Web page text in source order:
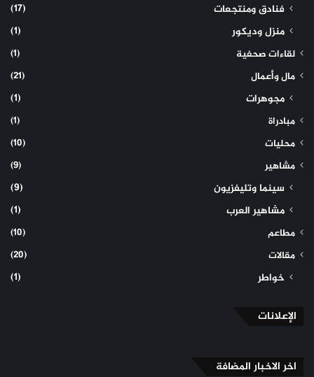
فنادق ومنتجعات
(17)
منزل وديكور
(1)
لقاءات صحفية
(1)
مال وأعمال
(21)
مجوهرات (1)
مبادراة
(1)
محليات
(10)
مشاهير
(9)
سينما وتليفزيون
(9)
مشاهير العرب
(1)
مطاعم
(10)
مقالات
(20)
خواطر (1)
الإعلانات
اخر الاخبار المضافة